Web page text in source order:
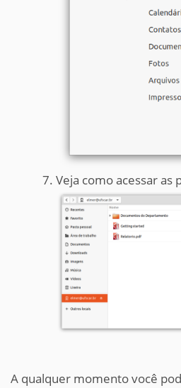
Veja como acessar as
A qualquer momento você